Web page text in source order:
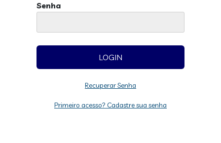
Senha
Recuperar Senha
Primeiro acesso? Cadastre sua senha